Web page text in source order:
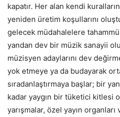
kapatır. Her alan kendi
yeniden üretim koşullarını
gelecek müdahalelere
yandan dev bir müzik sanayii
müzisyen adaylarını dev
yok etmeye ya da budayarak
sıradanlaştırmaya başlar; bir
kadar yaygın bir tüketici kitlesi
yarışmalar, özel yayın